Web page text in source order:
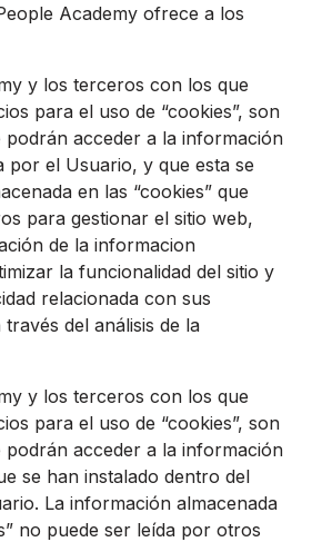
Academy ofrece a los
y los terceros con los que
para el uso de “cookies”, son
podrán acceder a la información
por el Usuario, y que esta se
en las “cookies” que
para gestionar el sitio web,
de la informacion
la funcionalidad del sitio y
relacionada con sus
del análisis de la
y los terceros con los que
para el uso de “cookies”, son
podrán acceder a la información
se han instalado dentro del
La información almacenada
no puede ser leída por otros